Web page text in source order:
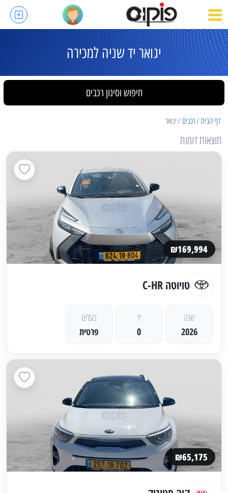
יגואר יד שניה למכירה
חיפוש וסינון רכבים
דף הבית רכבים יגואר
תוצאות דומות
₪169,994
טויוטה C-HR
שנה
2026
יד
0
בעלים
פרטית
₪65,175